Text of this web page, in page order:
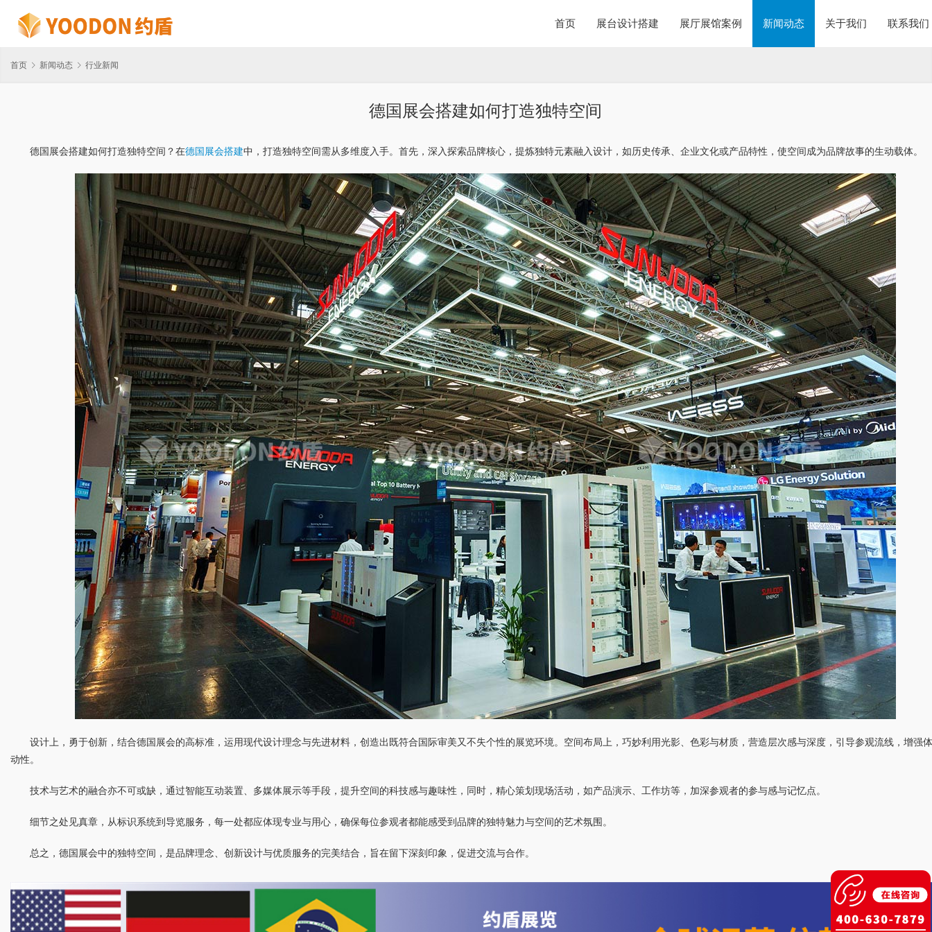
首页 展台设计搭建 展厅展馆案例 新闻动态 关于我们 联系我们
首页 新闻动态 行业新闻
德国展会搭建如何打造独特空间
德国展会搭建如何打造独特空间？在德国展会搭建中，打造独特空间需从多维度入手。首先，深入探索品牌核心，提炼独特元素融入设计，如历史传承、企业文化或产品特性，使空间成为品牌故事的生动载体。
设计上，勇于创新，结合德国展会的高标准，运用现代设计理念与先进材料，创造出既符合国际审美又不失个性的展览环境。空间布局上，巧妙利用光影、色彩与材质，营造层次感与深度，引导参观流线，增强
动性。
技术与艺术的融合亦不可或缺，通过智能互动装置、多媒体展示等手段，提升空间的科技感与趣味性，同时，精心策划现场活动，如产品演示、工作坊等，加深参观者的参与感与记忆点。
细节之处见真章，从标识系统到导览服务，每一处都应体现专业与用心，确保每位参观者都能感受到品牌的独特魅力与空间的艺术氛围。
总之，德国展会中的独特空间，是品牌理念、创新设计与优质服务的完美结合，旨在留下深刻印象，促进交流与合作。